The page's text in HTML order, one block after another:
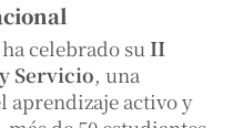
celebrado suII
Servicio, una
aprendizaje activo y